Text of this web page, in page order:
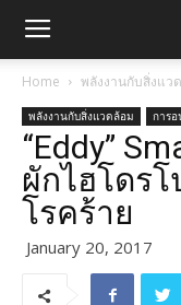
Home พลังงานกับสิ่งแว
พลังงานกับสิ่งแวดล้อม การ
“Eddy”
ผักไฮโดร
โรคร้าย
January 20, 2017